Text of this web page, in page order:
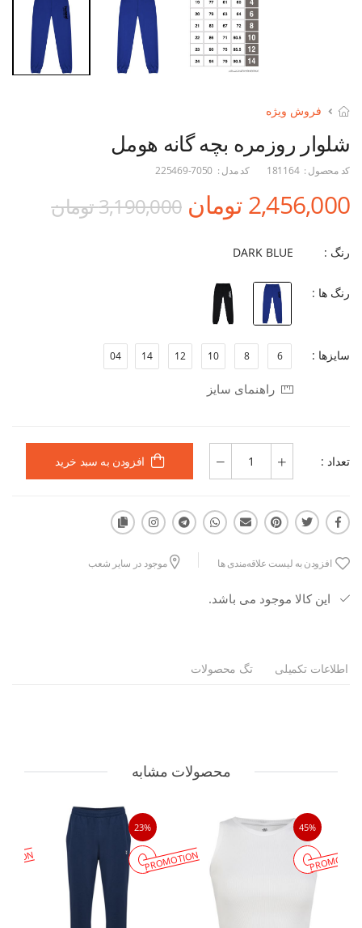
فروش ویژه
شلوار روزمره بچه گانه هومل
کد محصول : 181164 کد مدل : 225469-7050
2,456,000 تومان 3,190,000 تومان
رنگ : DARK BLUE
رنگ ها :
سایزها : 6
8
10
12
14
04
راهنمای سایز
تعداد : افزودن به سبد خرید
افزودن به لیست علاقه‌مندی ها موجود در سایر شعب
این کالا موجود می باشد.
اطلاعات تکمیلی تگ محصولات
محصولات مشابه
45%
23%
PROMOTION